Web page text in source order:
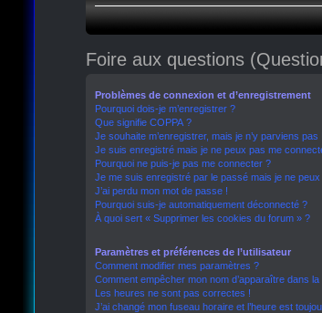
Foire aux questions
Problèmes de connexion et d’enregistrement
Pourquoi dois-je m’enregistrer ?
Que signifie COPPA ?
Je souhaite m’enregistrer, mais je n’y parviens pas !
Je suis enregistré mais je ne peux pas me
Pourquoi ne puis-je pas me connecter ?
Je me suis enregistré par le passé mais je ne
J’ai perdu mon mot de passe !
Pourquoi suis-je automatiquement déconnecté ?
À quoi sert « Supprimer les cookies du forum » ?
Paramètres et préférences de l’utilisateur
Comment modifier mes paramètres ?
Comment empêcher mon nom d’apparaître dans
Les heures ne sont pas correctes !
J’ai changé mon fuseau horaire et l’heure est